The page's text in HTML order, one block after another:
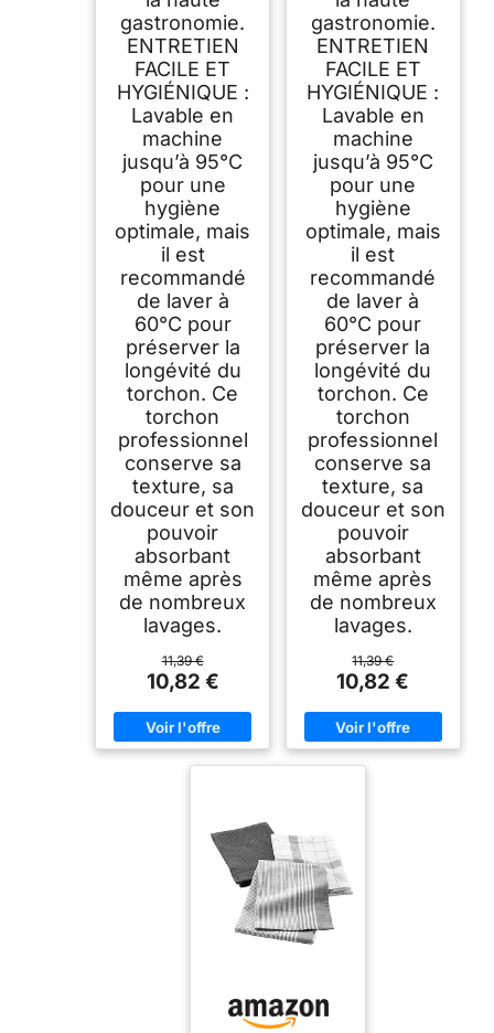
gastronomie.
ENTRETIEN
FACILE ET
HYGIÉNIQUE :
Lavable en
machine
jusqu’à 95°C
pour une
hygiène
optimale, mais
il est
recommandé
de laver à
60°C pour
préserver la
longévité du
torchon. Ce
torchon
professionnel
conserve sa
texture, sa
douceur et son
pouvoir
absorbant
même après
de nombreux
lavages.
11,39 €
10,82 €
gastronomie.
ENTRETIEN
FACILE ET
HYGIÉNIQUE :
Lavable en
machine
jusqu’à 95°C
pour une
hygiène
optimale, mais
il est
recommandé
de laver à
60°C pour
préserver la
longévité du
torchon. Ce
torchon
professionnel
conserve sa
texture, sa
douceur et son
pouvoir
absorbant
même après
de nombreux
lavages.
11,39 €
10,82 €